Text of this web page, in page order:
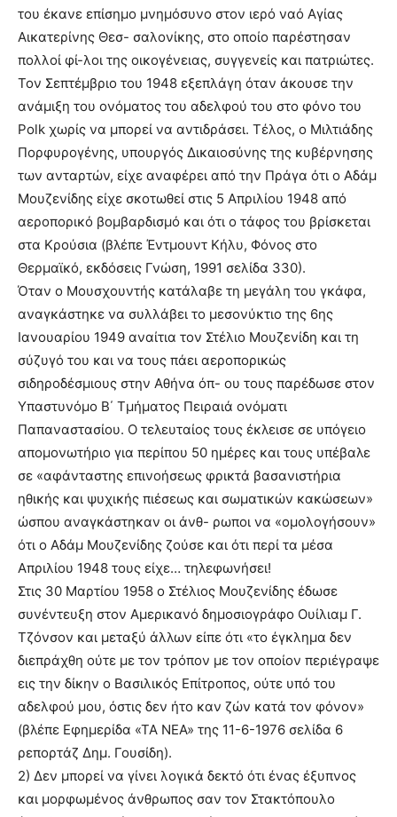
του έκανε επίσημο μνημόσυνο στον ιερό ναό Αγίας
Αικατερίνης Θεσ- σαλονίκης, στο οποίο παρέστησαν
πολλοί φί-λοι της οικογένειας, συγγενείς και πατριώτες.
Τον Σεπτέμβριο του 1948 εξεπλάγη όταν άκουσε την
ανάμιξη του ονόματος του αδελφού του στο φόνο του
Polk χωρίς να μπορεί να αντιδράσει. Τέλος, ο Μιλτιάδης
Πορφυρογένης, υπουργός Δικαιοσύνης της κυβέρνησης
των ανταρτών, είχε αναφέρει από την Πράγα ότι ο Αδάμ
Μουζενίδης είχε σκοτωθεί στις 5 Απριλίου 1948 από
αεροπορικό βομβαρδισμό και ότι ο τάφος του βρίσκεται
στα Κρούσια (βλέπε Έντμουντ Κήλυ, Φόνος στο
Θερμαϊκό, εκδόσεις Γνώση, 1991 σελίδα 330).
Όταν ο Μουσχουντής κατάλαβε τη μεγάλη του γκάφα,
αναγκάστηκε να συλλάβει το μεσονύκτιο της 6ης
Ιανουαρίου 1949 αναίτια τον Στέλιο Μουζενίδη και τη
σύζυγό του και να τους πάει αεροπορικώς
σιδηροδέσμιους στην Αθήνα όπ- ου τους παρέδωσε στον
Υπαστυνόμο Β΄ Τμήματος Πειραιά ονόματι
Παπαναστασίου. Ο τελευταίος τους έκλεισε σε υπόγειο
απομονωτήριο για περίπου 50 ημέρες και τους υπέβαλε
σε «αφάνταστης επινοήσεως φρικτά βασανιστήρια
ηθικής και ψυχικής πιέσεως και σωματικών κακώσεων»
ώσπου αναγκάστηκαν οι άνθ- ρωποι να «ομολογήσουν»
ότι ο Αδάμ Μουζενίδης ζούσε και ότι περί τα μέσα
Απριλίου 1948 τους είχε… τηλεφωνήσει!
Στις 30 Μαρτίου 1958 ο Στέλιος Μουζενίδης έδωσε
συνέντευξη στον Αμερικανό δημοσιογράφο Ουίλιαμ Γ.
Τζόνσον και μεταξύ άλλων είπε ότι «το έγκλημα δεν
διεπράχθη ούτε με τον τρόπον με τον οποίον περιέγραψε
εις την δίκην ο Βασιλικός Επίτροπος, ούτε υπό του
αδελφού μου, όστις δεν ήτο καν ζών κατά τον φόνον»
(βλέπε Εφημερίδα «ΤΑ ΝΕΑ» της 11-6-1976 σελίδα 6
ρεπορτάζ Δημ. Γουσίδη).
2) Δεν μπορεί να γίνει λογικά δεκτό ότι ένας έξυπνος
και μορφωμένος άνθρωπος σαν τον Στακτόπουλο